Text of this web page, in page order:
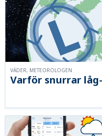
Varför snurrar
VÄDER, METEOROLOGEN